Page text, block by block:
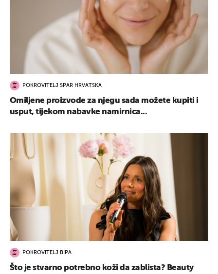
POKROVITELJ SPAR HRVATSKA
Omiljene proizvode za njegu sada možete kupiti i
usput, tijekom nabavke namirnica...
POKROVITELJ BIPA
Što je stvarno potrebno koži da zablista? Beauty